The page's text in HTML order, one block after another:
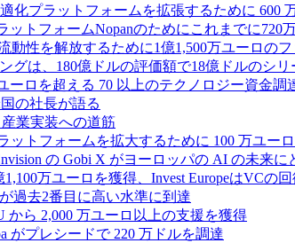
化プラットフォームを拡張するために 600
トフォームNopanのためにこれまでに720
動性を解放するために1億1,500万ユーロの
グは、180億ドルの評価額で18億ドルのシリ
ロを超える 70 以上のテクノロジー資金調
の社長が語る
業実装への道筋
ットフォームを拡大するために 100 万ユー
の Gobi X がヨーロッパの AI の未来
万ユーロを獲得、Invest EuropeはVCの
過去2番目に高い水準に到達
から 2,000 万ユーロ以上の支援を獲得
がプレシードで 220 万ドルを調達